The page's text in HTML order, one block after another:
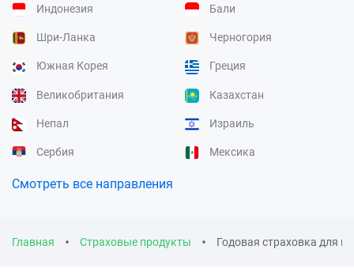
Индонезия Бали
Шри-Ланка Черногория
Южная Корея Греция
Великобритания Казахстан
Непал Израиль
Сербия Мексика
Смотреть все направления
Главная Страховые продукты Годовая страховка для